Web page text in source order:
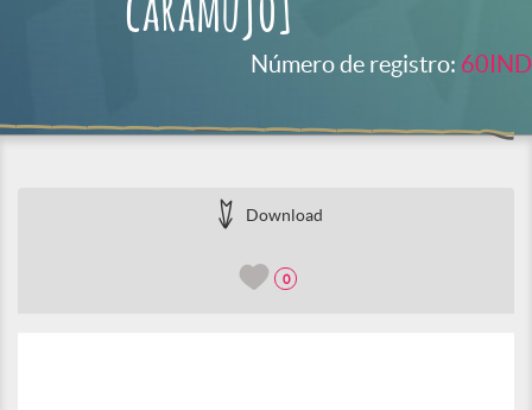
caramujo]
Número de registro: 60IND
Download
0